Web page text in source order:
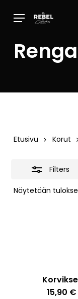
content
Menu Cart
Etusivu Korut
Filters
Näytetään
15,90 €